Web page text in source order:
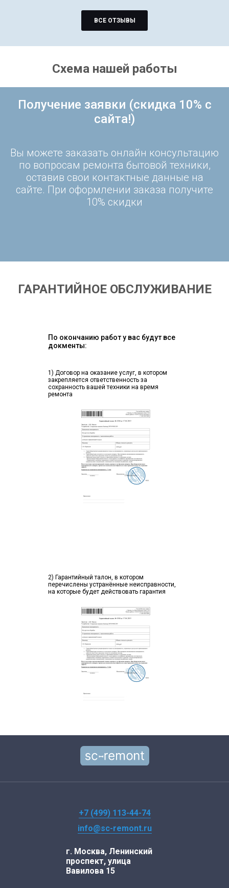
ВСЕ ОТЗЫВЫ
Схема нашей работы
Получение заявки (скидка 10% с
сайта!)
Вы можете заказать онлайн консультацию
по вопросам ремонта бытовой техники,
оставив свои контактные данные на
сайте. При оформлении заказа получите
10% скидки
ГАРАНТИЙНОЕ ОБСЛУЖИВАНИЕ
По окончанию работ у вас будут все
докменты:
1) Договор на оказание услуг, в котором
закрепляется ответственность за
сохранность вашей техники на время
ремонта
2) Гарантийный талон, в котором
перечислены устранённые неисправности,
на которые будет действовать гарантия
+7 (499) 113-44-74
info@sc-remont.ru
г. Москва, Ленинский
проспект, улица
Вавилова 15